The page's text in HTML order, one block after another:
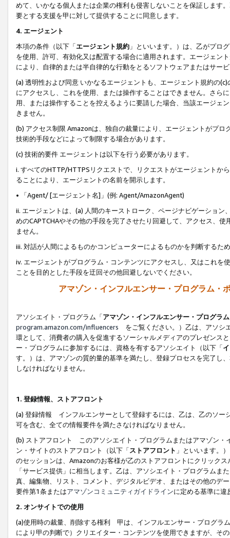
めて、いかなる個人または企業の権利も侵害しないことを保証します
要とする支援を甲に対して提供することに同意します。
4. エージェント
本項の条件（以下「エージェント規約 」といいます。）は、乙がプロ
を使用、許可、有効化又は配置する場合に適用されます。エージェン
により、自律的または半自律的な行動をとるソフトウェアまたはサー
(a) 透明性および同意 いかなるエージェントも、エージェント規約の
にアクセスし、これを使用、または操作することはできません。さら
用、または操作することを控えるように要請した場合、当該エージェ
きません。
(b) アクセス制限 Amazonは、独自の裁量により、エージェントがプ
技術的手段などによって制限する場合があります。
(c) 技術的要件 エージェントは以下を行う必要があります。
i. すべてのHTTP/HTTPSリクエストで、リクエストがエージェントか
ることにより、エージェントの名前を開示します。
• 「Agent/ [エージェント名]」(例: Agent/AmazonAgent)
ii. エージェントは、(a) 人間のキーストローク、ページナビゲーショ
めのCAPTCHAやその他の手段を完了させたり回避して、アクセス、
ません。
iii. 対話が人間によるものかコンピューターによるものかを判断するた
iv. エージェントがプログラム・コンテンツにアクセスし、又はこれ
ことを目的とした手段を迂回その他回避しないでください。
アマゾン・インフルエンサー・プログラム・
アソシエイト・プログラム「アマゾン・インフルエンサー・プログラム
program.amazon.com/influencers をご覧ください。）乙は、アソシ
環として、消費者の購入を促進するソーシャルメディアのプレゼンス
ー・プログラムに参加するには、資格を有するアソシエイト（以下「
す。）は、アマゾンの質的量的基準を満たし、登録プロセスを完了し、
しなければなりません。
1. 登録情報、ストアフロント
(a) 登録情報 インフルエンサーとして登録するには、乙は、乙のソー
可を含む、全ての情報要件を満たさなければなりません。
(b) ストアフロント このアソシエイト・プログラムまたはアマゾン・
ン・サイトのストアフロント（以下「ストアフロント 」といいます。
のセッションは、Amazonのお客様が乙のストアフロントにクリック
「サービス提供」に相当します。乙は、アソシエイト・プログラム
真、編集物、リスト、コメント、デジタルビデオ、またはその他のデ
要件第1条またはアマゾンコミュニティガイドラインに定める基準に違
2. オンサイトでの使用
(a)使用時の裁量、削除する権利 甲は、インフルエンサー・プログラ
により甲の判断で）クリエイター・コンテンツを使用できますが、そ